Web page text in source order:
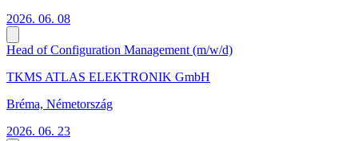
2026. 06. 08
Head of Configuration Management (m/w/d)
TKMS ATLAS ELEKTRONIK GmbH
Bréma, Németország
2026. 06. 23